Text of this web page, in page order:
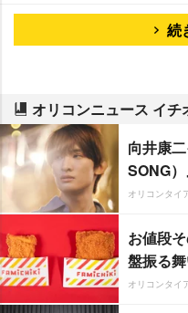
続
オリコンニュース イチ
向井康
SONG）
オリコンタイ
お値段
盤振る
オリコンタイ